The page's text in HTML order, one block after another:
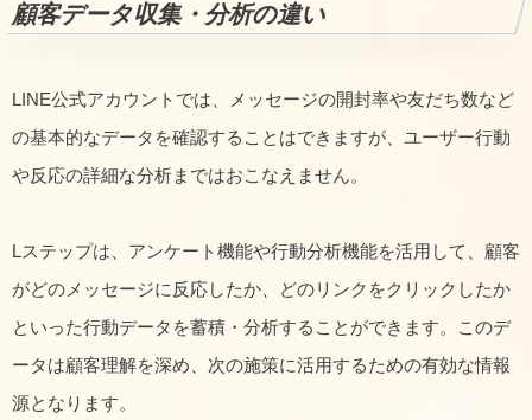
顧客データ収集・分析の違い
LINE公式アカウントでは、メッセージの開封率や友だち数など
の基本的なデータを確認することはできますが、ユーザー行動
や反応の詳細な分析まではおこなえません。
Lステップは、アンケート機能や行動分析機能を活用して、顧客
がどのメッセージに反応したか、どのリンクをクリックしたか
といった行動データを蓄積・分析することができます。このデ
ータは顧客理解を深め、次の施策に活用するための有効な情報
源となります。